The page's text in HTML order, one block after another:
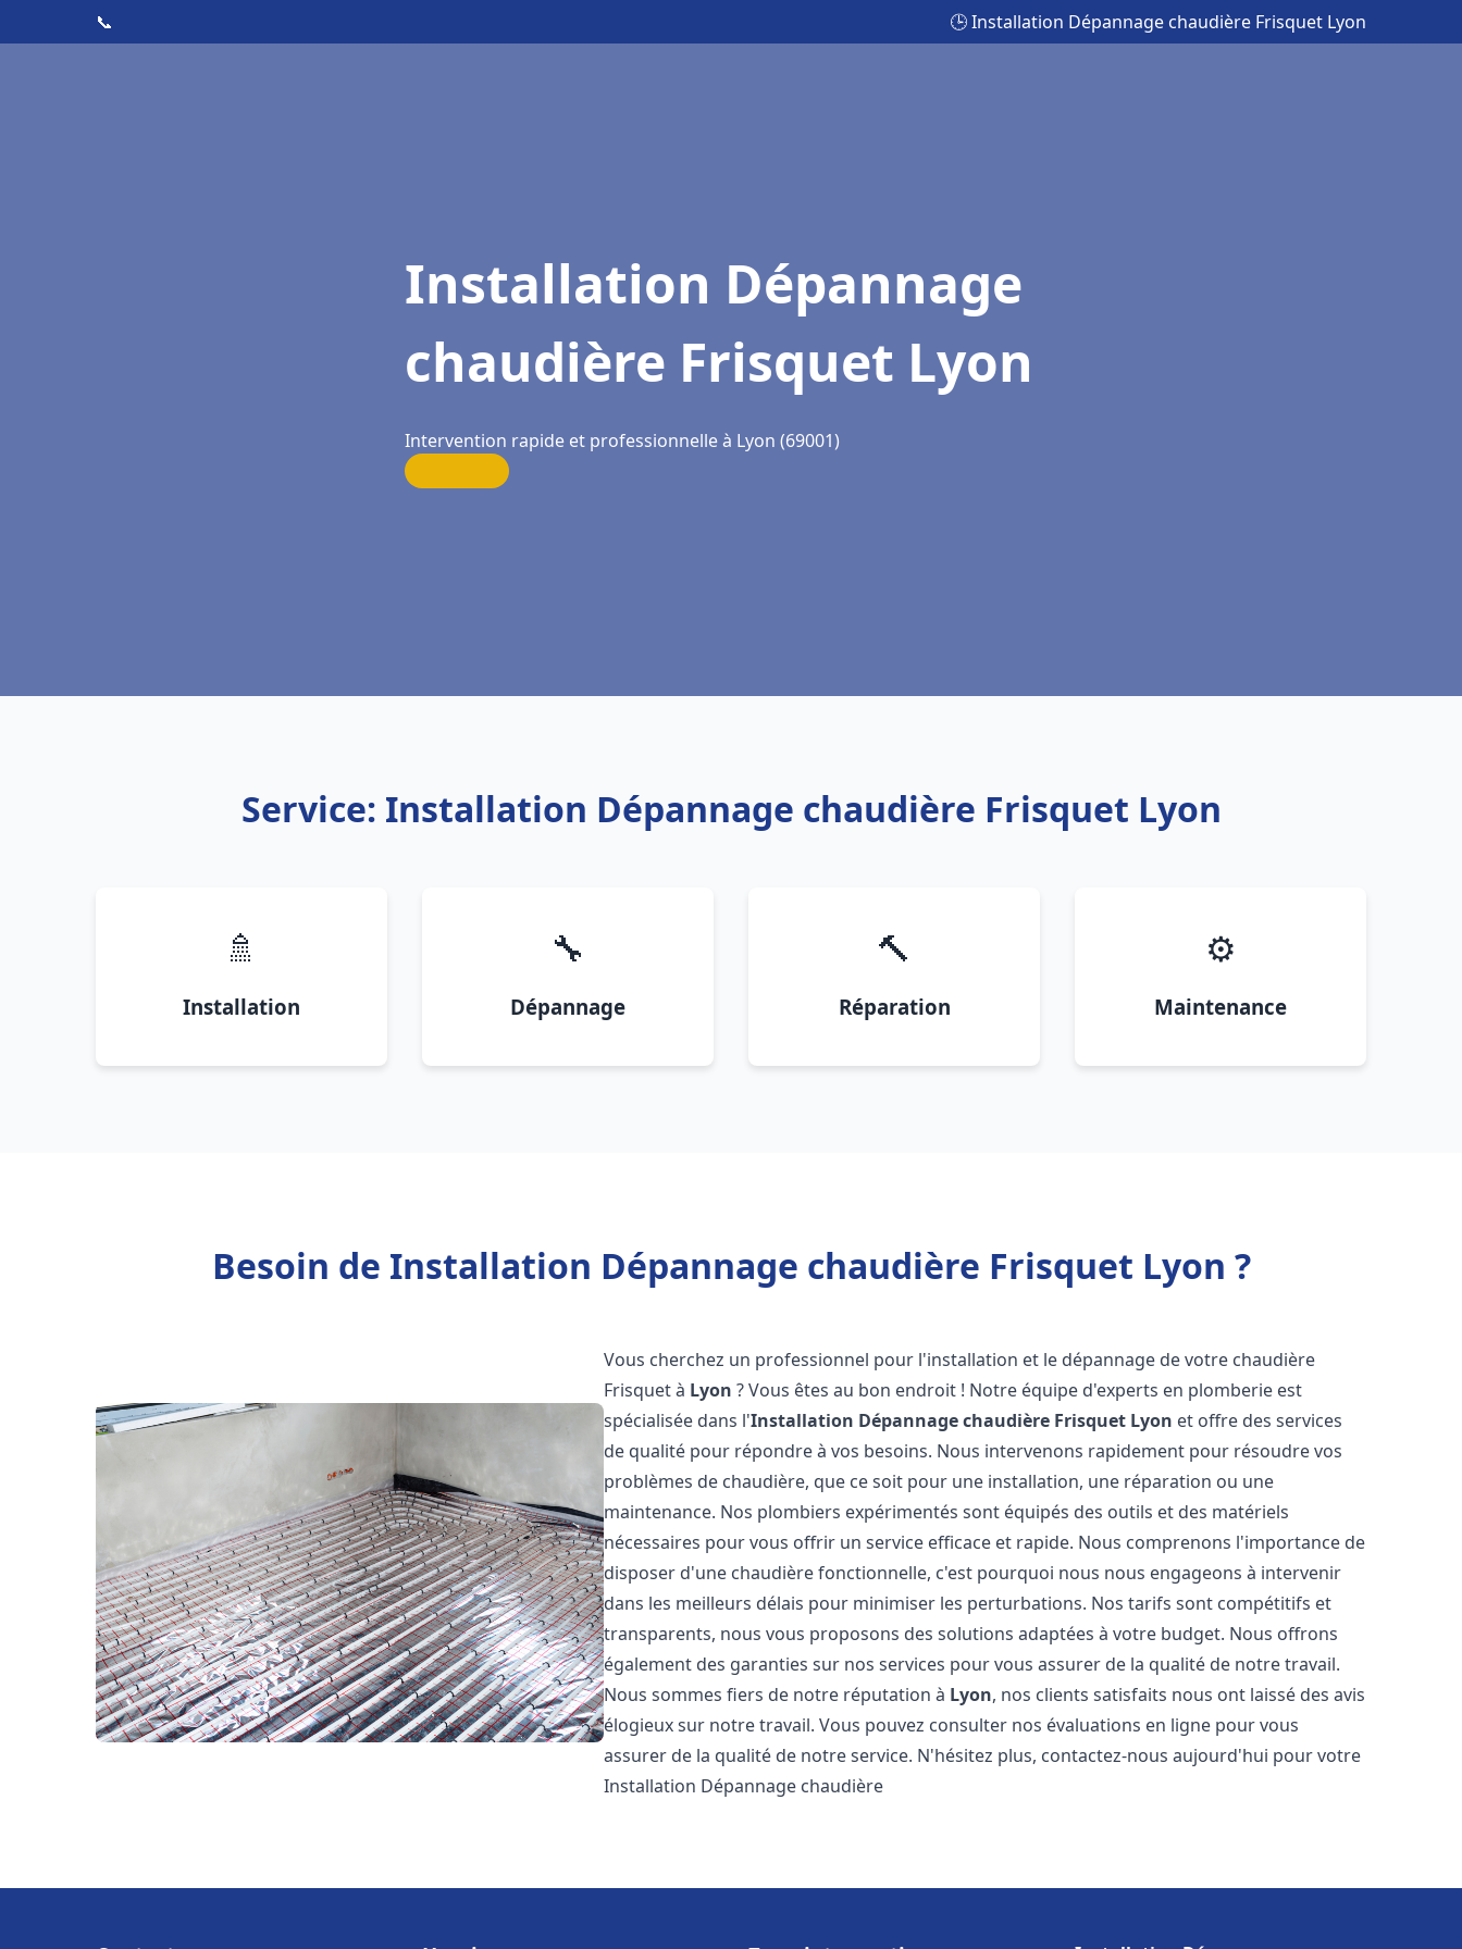
📞 🕒 Installation Dépannage chaudière Frisquet Lyon
Installation Dépannage
chaudière Frisquet Lyon
Intervention rapide et professionnelle à Lyon (69001)
Service: Installation Dépannage chaudière Frisquet Lyon
🚿
Installation
🔧
Dépannage
🔨
Réparation
⚙️
Maintenance
Besoin de Installation Dépannage chaudière Frisquet Lyon ?
Vous cherchez un professionnel pour l'installation et le dépannage de votre chaudière
Frisquet à Lyon ? Vous êtes au bon endroit ! Notre équipe d'experts en plomberie est
spécialisée dans l'Installation Dépannage chaudière Frisquet Lyon et offre des services
de qualité pour répondre à vos besoins. Nous intervenons rapidement pour résoudre vos
problèmes de chaudière, que ce soit pour une installation, une réparation ou une
maintenance. Nos plombiers expérimentés sont équipés des outils et des matériels
nécessaires pour vous offrir un service efficace et rapide. Nous comprenons l'importance de
disposer d'une chaudière fonctionnelle, c'est pourquoi nous nous engageons à intervenir
dans les meilleurs délais pour minimiser les perturbations. Nos tarifs sont compétitifs et
transparents, nous vous proposons des solutions adaptées à votre budget. Nous offrons
également des garanties sur nos services pour vous assurer de la qualité de notre travail.
Nous sommes fiers de notre réputation à Lyon, nos clients satisfaits nous ont laissé des avis
élogieux sur notre travail. Vous pouvez consulter nos évaluations en ligne pour vous
assurer de la qualité de notre service. N'hésitez plus, contactez-nous aujourd'hui pour votre
Installation Dépannage chaudière